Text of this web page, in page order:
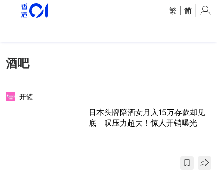
繁 简
酒吧
开罐
日本头牌陪酒女月入15万存款却见
底 叹压力超大！惊人开销曝光